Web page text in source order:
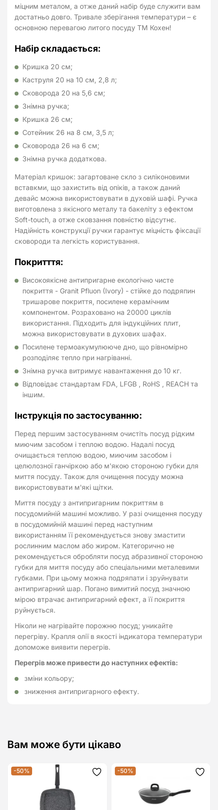
міцним металом, а отже даний набір буде служити вам
достатньо довго. Тривале зберігання температури – є
основною перевагою литого посуду ТМ Кохен!
Набір складається:
Кришка 20 см;
Каструля 20 на 10 см, 2,8 л;
Сковорода 20 на 5,6 см;
Знімна ручка;
Кришка 26 см;
Сотейник 26 на 8 см, 3,5 л;
Сковорода 26 на 6 см;
Знімна ручка додаткова.
Матеріал кришок: загартоване скло з силіконовими
вставкми, що захистить від опіків, а також даний
девайс можна використовувати в духовій шафі. Ручка
виготовлена з якісного металу та бакеліту з ефектом
Soft-touch, а отже сковзання повністю відсутнє.
Надійність конструкції ручки гарантує міцність фіксації
сковороди та легкість користування.
Покритття:
Високоякісне антипригарне екологічно чисте
покриття - Granit Pfluon (Ivory) - стійке до подряпин
тришарове покриття, посилене керамічним
компонентом. Розраховано на 20000 циклів
використання. Підходить для індукційних плит,
можна використовувати в духових шафах.
Посилене термоакумулююче дно, що рівномірно
розподіляє тепло при нагріванні.
Знімна ручка витримує навантаження до 10 кг.
Відповідає стандартам FDA, LFGB , RoHS , REACH та
іншим.
Інструкція по застосуванню:
Перед першим застосуванням очистіть посуд рідким
миючим засобом і теплою водою. Надалі посуд
очищається теплою водою, миючим засобом і
целюлозної ганчіркою або м'якою стороною губки для
миття посуду. Також для очищення посуду можна
використовувати м'які щітки.
Миття посуду з антипригарним покриттям в
посудомийній машині можливо. У разі очищення посуду
в посудомийній машині перед наступним
використанням її рекомендується знову змастити
рослинним маслом або жиром. Категорично не
рекомендується обробляти посуд абразивної стороною
губки для миття посуду або спеціальними металевими
губками. При цьому можна подряпати і зруйнувати
антипригарний шар. Погано вимитий посуд значною
мірою втрачає антипригарний ефект, а її покриття
руйнується.
Ніколи не нагрівайте порожню посуд; уникайте
перегріву. Крапля олії в якості індикатора температури
допоможе виявити перегрів.
Перегрів може привести до наступних ефектів:
зміни кольору;
зниження антипригарного ефекту.
Вам може бути цікаво
-50% Додати-50%